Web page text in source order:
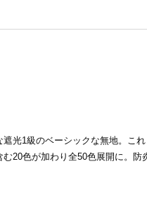
光1級のベーシックな無地。こ
20色が加わり全50色展開に。防